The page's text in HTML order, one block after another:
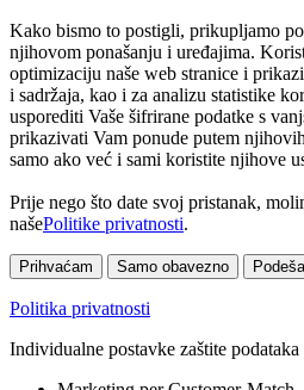
Kako bismo to postigli, prikupljamo
njihovom ponašanju i uređajima.
optimizaciju naše web stranice i
i sadržaja, kao i za analizu statistike
usporediti Vaše šifrirane podatke s
prikazivati Vam ponude putem
samo ako već i sami koristite njihove
Prije nego što date svoj pristanak,
našePolitike privatnosti.
Prihvaćam Samo obavezno
Politika privatnosti
Individualne postavke zaštite podataka